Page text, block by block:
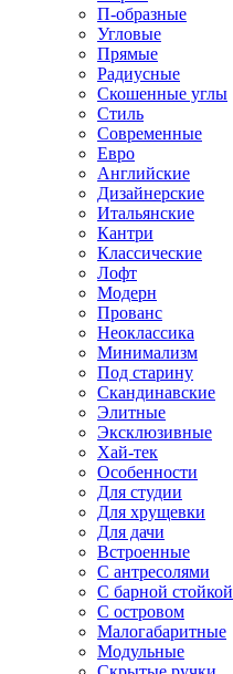
П-образные
Угловые
Прямые
Радиусные
Скошенные углы
Стиль
Современные
Евро
Английские
Дизайнерские
Итальянские
Кантри
Классические
Лофт
Модерн
Прованс
Неоклассика
Минимализм
Под старину
Скандинавские
Элитные
Эксклюзивные
Хай-тек
Особенности
Для студии
Для хрущевки
Для дачи
Встроенные
С антресолями
С барной стойкой
С островом
Малогабаритные
Модульные